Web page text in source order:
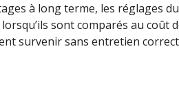
à long terme, les réglages
sont comparés au coût
survenir sans entretien